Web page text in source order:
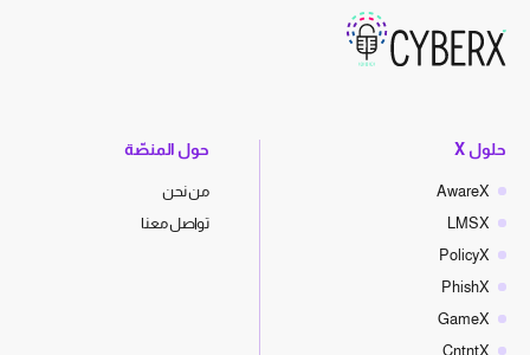
حلول X
AwareX
LMSX
PolicyX
PhishX
GameX
CntntX
حول المنصّة
من نحن
تواصل معنا